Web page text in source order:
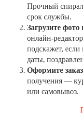
Прочный
срок службы.
Загрузите фото
онлайн-
подскажет,
даты,
Оформите
получения —
или самовывоз.